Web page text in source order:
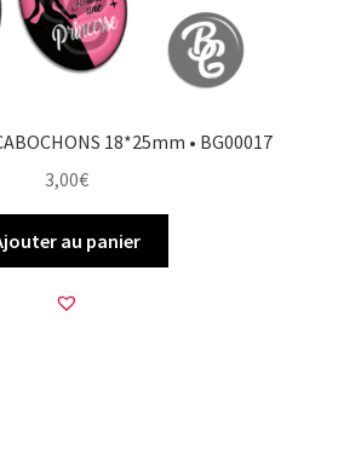
18*25mm • BG00017
3,00€
au panier